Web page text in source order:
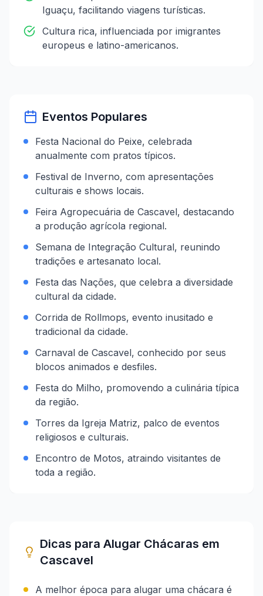
Iguaçu, facilitando viagens turísticas.
Cultura rica, influenciada por imigrantes
europeus e latino-americanos.
Eventos Populares
Festa Nacional do Peixe, celebrada
anualmente com pratos típicos.
Festival de Inverno, com apresentações
culturais e shows locais.
Feira Agropecuária de Cascavel, destacando
a produção agrícola regional.
Semana de Integração Cultural, reunindo
tradições e artesanato local.
Festa das Nações, que celebra a diversidade
cultural da cidade.
Corrida de Rollmops, evento inusitado e
tradicional da cidade.
Carnaval de Cascavel, conhecido por seus
blocos animados e desfiles.
Festa do Milho, promovendo a culinária típica
da região.
Torres da Igreja Matriz, palco de eventos
religiosos e culturais.
Encontro de Motos, atraindo visitantes de
toda a região.
Dicas para Alugar Chácaras em
Cascavel
A melhor época para alugar uma chácara é